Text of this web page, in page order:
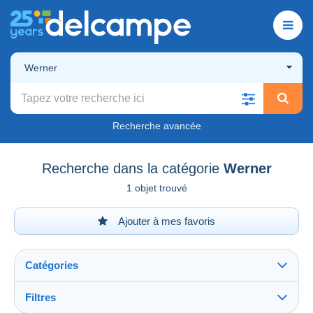
Werner
Recherche avancée
Recherche dans la catégorie Werner
1 objet trouvé
Ajouter à mes favoris
Catégories
Filtres